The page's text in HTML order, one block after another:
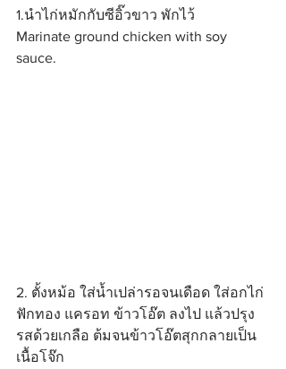
1.นำไก่หมักกับซีอิ๊วขาว พักไว้
Marinate ground chicken with soy
sauce.
2. ตั้งหม้อ ใส่น้ำเปล่ารอจนเดือด ใส่อกไก่
ฟักทอง แครอท ข้าวโอ๊ต ลงไป แล้วปรุง
รสด้วยเกลือ ต้มจนข้าวโอ๊ตสุกกลายเป็น
เนื้อโจ๊ก